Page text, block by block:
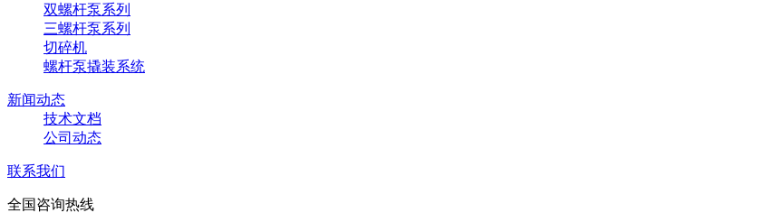
双螺杆泵系列
三螺杆泵系列
切碎机
螺杆泵撬装系统
新闻动态
技术文档
公司动态
联系我们
全国咨询热线